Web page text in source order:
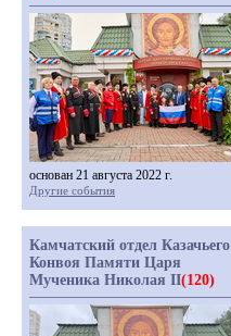
основан 21 августа 2022 г.
Другие события
Камчатский отдел Казачьего
Конвоя Памяти Царя
Мученика Николая II(120)